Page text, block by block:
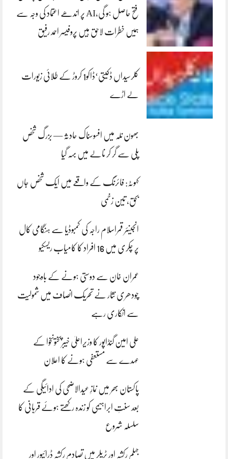
فتح حاصل ہو گی،AI پر اندھے اعتماد کی وجہ سے
ہمیں خطرات لاحق ہیں پروفیسر احمد رفیق
کلرسیداں ڈکیتی‘ڈاکو1 کروڑ کے طلائی زیورات
لے اڑے
بھون نلہ میں افسوسناک حادثہ — بزرگ شخص
پلی سے گر کر نالے میں بہہ گیا
کہوٹہ: فائرنگ کے واقعے میں ایک شخص جاں
بحق، تین زخمی
انجینئر قمراسلام راجہ کی کمبوڈیا سے ہنگامی کال
پر چکری میں 16 افراد کا کامیاب ریسکیو
عمران خان سے دوستی ہونے کے باوجود
چودھری نثار نے تحریک انصاف میں شمولیت
سے انکاری رہے
علی امین گنڈاپور کا وزیراعلیٰ خیبرپختونخوا کے
عہدے سے مستعفی ہونے کا اعلان
پاکستان بھر میں نمازِ عیدالاضحی کی ادائیگی کے
بعد سنتِ ابراہیمی کو زندہ رکھتے ہوئے قربانی کا
سلسلہ شروع
جہلم رکشہ اور ٹریلر میں تصادم رکشہ ڈرائیور اور